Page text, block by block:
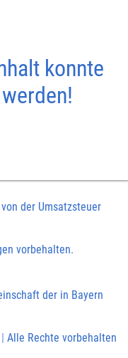
konnte
der Umsatzsteuer
vorbehalten.
der in Bayern
| Alle Rechte vorbehalten